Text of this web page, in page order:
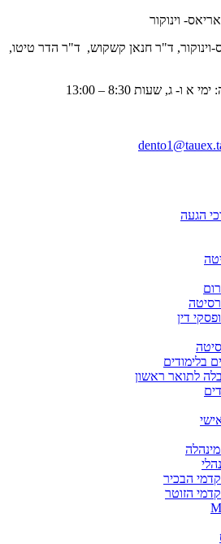
וינוקור
וינוקור, ד"ר חנאן קשקוש, ד"ר הדר טיטו,
ג, שעות 8:30 – 13:00
הגעה
דין
בלימודים
לתואר ראשון
הבכיר
הזוטר